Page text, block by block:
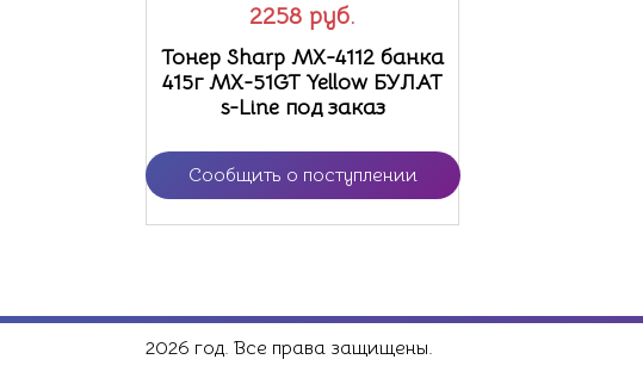
2258 руб.
Тонер Sharp MX-4112 банка
415г MX-51GT Yellow БУЛАТ
s-Line под заказ
Сообщить о поступлении
2026 год. Все права защищены.